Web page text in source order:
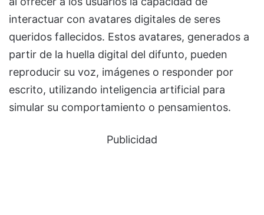
interactuar con avatares digitales de seres
queridos fallecidos. Estos avatares, generados a
partir de la huella digital del difunto, pueden
reproducir su voz, imágenes o responder por
escrito, utilizando inteligencia artificial para
simular su comportamiento o pensamientos.
Publicidad